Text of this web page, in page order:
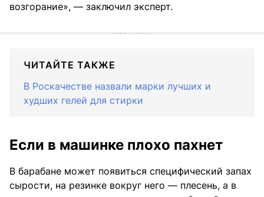
возгорание», — заключил эксперт.
ЧИТАЙТЕ ТАКЖЕ
В Роскачестве назвали марки лучших и
худших гелей для стирки
Если в машинке плохо пахнет
В барабане может появиться специфический запах
сырости, на резинке вокруг него — плесень, а в